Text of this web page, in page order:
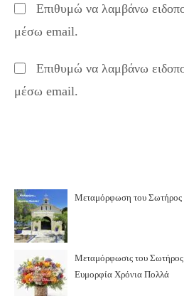
comment
URL
(optional)
Επιθυμώ να λαμβάνω
μέσω email.
Επιθυμώ να λαμβάνω
μέσω email.
Μεταμόρφωση του
Μεταμόρφωσις του
Ευμορφία Χρόνια Πολλά